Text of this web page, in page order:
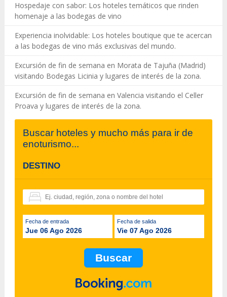
Hospedaje con sabor: Los hoteles temáticos que rinden
homenaje a las bodegas de vino
Experiencia inolvidable: Los hoteles boutique que te acercan
a las bodegas de vino más exclusivas del mundo.
Excursión de fin de semana en Morata de Tajuña (Madrid)
visitando Bodegas Licinia y lugares de interés de la zona.
Excursión de fin de semana en Valencia visitando el Celler
Proava y lugares de interés de la zona.
Buscar hoteles y mucho más para ir de
enoturismo...
DESTINO
Fecha de entrada
Jue 06 Ago 2026
Fecha de salida
Vie 07 Ago 2026